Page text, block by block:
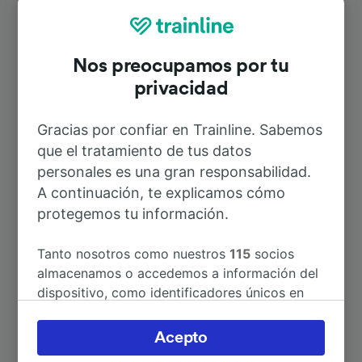
Rutas más populares desde Oberau
A Múnich Hbf 1h 11min
A Garmisch-Partenkirchen
A Aeropuerto Múnich 2h 9min
Nos preocupamos por tu
privacidad
Gracias por confiar en Trainline. Sabemos
que el tratamiento de tus datos
personales es una gran responsabilidad.
A continuación, te explicamos cómo
protegemos tu información.
Tanto nosotros como nuestros115 socios
almacenamos o accedemos a información del
dispositivo, como identificadores únicos en
Puedes aceptar o administrar tus preferencias
haciendo clic abajo, incluido el derecho de
Acepto